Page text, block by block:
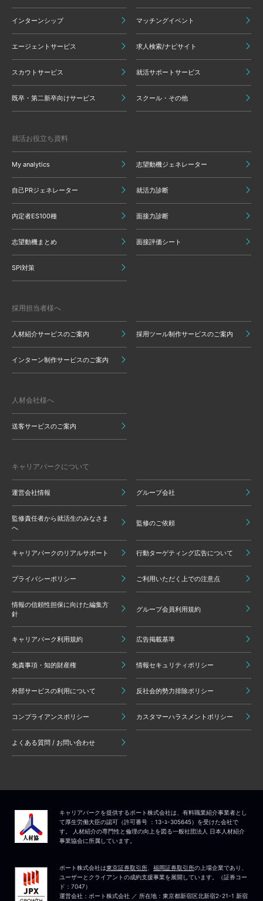
インターンシップ マッチングイベント
エージェントサービス 求人検索/ナビサイト
スカウトサービス 就活サポートサービス
既卒・第二新卒向けサービス スクール・その他
就活お役立ち資料
My analytics 志望動機ジェネレーター
自己PRジェネレーター 就活力診断
内定者ES100種 面接力診断
志望動機まとめ 面接評価シート
SPI対策
採用担当者様へ
人材紹介サービスのご案内 採用ツール制作サービスのご案内
インターン制作サービスのご案内
人材会社様へ
送客サービスのご案内
キャリアパークについて
運営会社情報 グループ会社
監修責任者から就活生のみなさま
へ
監修のご依頼
キャリアパークのリアルサポート 行動ターゲティング広告について
プライバシーポリシー ご利用いただく上での注意点
情報の信頼性担保に向けた編集方
針
グループ会員利用規約
キャリアパーク利用規約 広告掲載基準
免責事項・知的財産権 情報セキュリティポリシー
外部サービスの利用について 反社会的勢力排除ポリシー
コンプライアンスポリシー カスタマーハラスメントポリシー
よくある質問 / お問い合わせ